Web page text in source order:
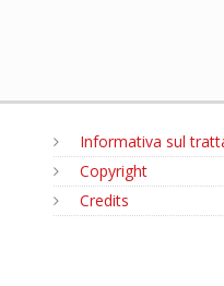
Informativa sul
Copyright
Credits